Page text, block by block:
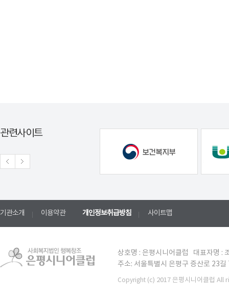
관련사이트
기관소개 이용약관 개인정보취급방침 사이트맵
상호명 : 은평시니어클럽 대표자명
주소: 서울특별시 은평구 증산로
Copyright (c) 2017 은평시니어클럽